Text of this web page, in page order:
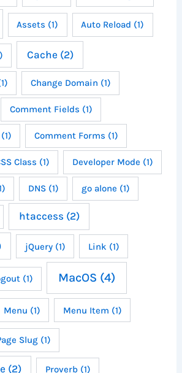
Assets (1) Auto Reload (1)
Cache (2)
Change Domain (1)
Comment Fields (1)
(1) Comment Forms (1)
Class (1) Developer Mode (1)
DNS(1) go alone (1)
htaccess (2)
jQuery(1) Link (1)
(1) MacOS (4)
Menu (1) Menu Item (1)
Slug(1)
(2) Proverb(1)